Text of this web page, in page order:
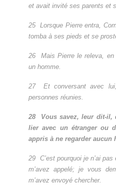
et avait invité ses parents et
25
Lorsque Pierre entra,
tomba à ses pieds et se
26
Mais Pierre le releva,
un homme.
27
Et conversant avec
personnes réunies.
28
Vous savez, leur dit-il,
lier avec un étranger ou
appris à ne regarder
29 C’est pourquoi je n’ai
m’avez appelé; je vous
m’avez envoyé chercher.